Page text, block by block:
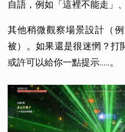
自語，例如「這裡不能走」
其他稍微觀察場景設計（
被）。如果還是很迷惘？打
或許可以給你一點提示.....。